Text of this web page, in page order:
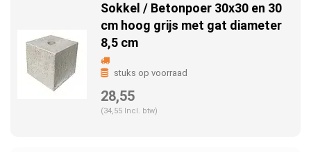
Sokkel / Betonpoer 30x30 en 30
cm hoog grijs met gat diameter
8,5 cm
stuks op voorraad
28,55
(34,55 Incl. btw)